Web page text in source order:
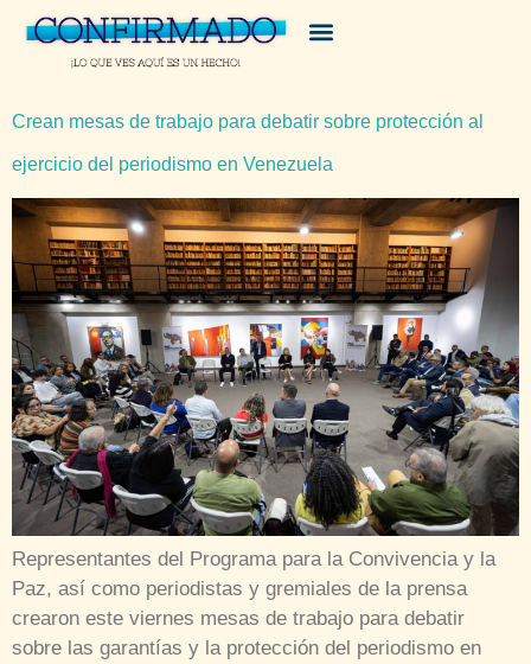
Crean mesas de trabajo para debatir sobre protección al
ejercicio del periodismo en Venezuela
Representantes del Programa para la Convivencia y la
Paz, así como periodistas y gremiales de la prensa
crearon este viernes mesas de trabajo para debatir
sobre las garantías y la protección del periodismo en